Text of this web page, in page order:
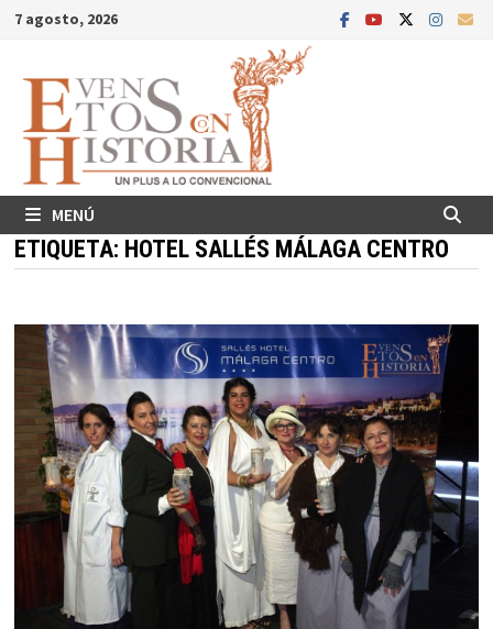
Saltar
contenido
7 agosto, 2026
MENÚ
ETIQUETA: HOTEL SALLÉS MÁLAGA CENTRO